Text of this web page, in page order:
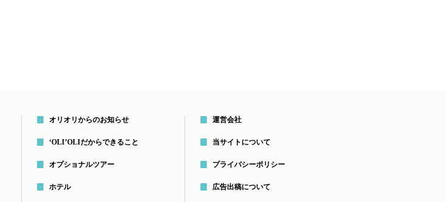
オリオリからのお知らせ
‘OLI’OLIだからできること
オプショナルツアー
ホテル
運営会社
当サイトについて
プライバシーポリシー
広告出稿について